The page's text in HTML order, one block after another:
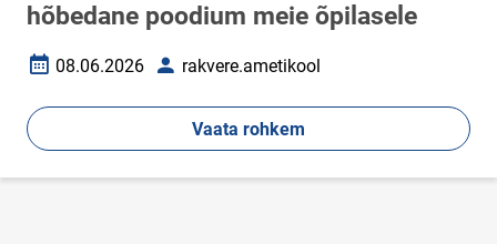
hõbedane poodium meie õpilasele
Loomise kuupäev
08.06.2026 Autorrakvere.ametikool
Vaata rohkem